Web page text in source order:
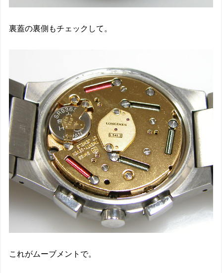
裏蓋の裏側もチェックして。
これがムーブメントで。